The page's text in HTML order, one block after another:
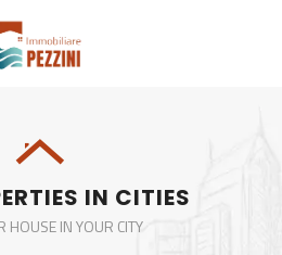
IN CITIES
HOUSE IN YOUR CITY